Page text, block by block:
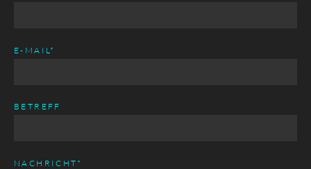
PFLICHTFELD
E-MAIL *
BETREFF
PFLICHTFELD
NACHRICHT *